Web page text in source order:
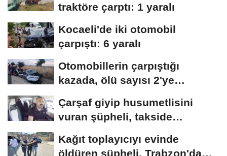
traktöre çarptı: 1 yaralı
Kocaeli'de iki otomobil
çarpıştı: 6 yaralı
Otomobillerin çarpıştığı
kazada, ölü sayısı 2'ye
Çarşaf giyip husumetlisini
vuran şüpheli, takside
Kağıt toplayıcıyı evinde
öldüren şüpheli, Trabzon'da